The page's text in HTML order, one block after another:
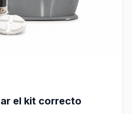
el kit correcto